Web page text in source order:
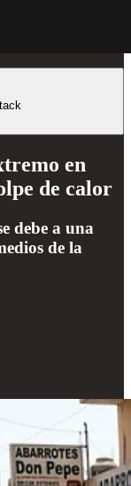
en
de calor
debe a una
de la